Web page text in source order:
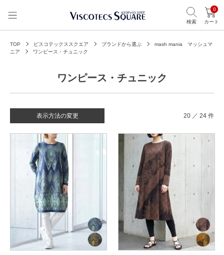
検索
0
カート
TOP ビスコテックススクエア ブランドから選ぶ
mash mania マッシュマ
ニア
ワンピース・チュニック
ワンピース・チュニック
表示方法の変更 20 ／ 24 件